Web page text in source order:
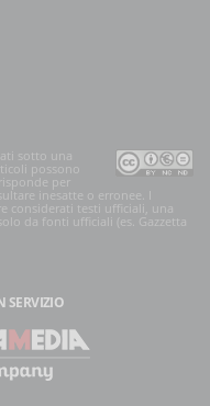
sotto una
possono
per
inesatte o erronee. I
considerati testi ufficiali, una
da fonti ufficiali (es. Gazzetta
SERVIZIO